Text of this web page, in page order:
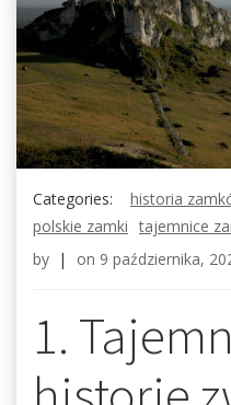
Categories: historia
polskie zamki tajemnice
by | on 9 października,
1.